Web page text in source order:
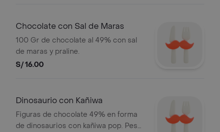
Chocolate con Sal de Maras
100 Gr de chocolate al 49% con sal
de maras y praline.
S/ 16.00
Dinosaurio con Kañiwa
Figuras de chocolate 49% en forma
de dinosaurios con kañiwa pop. Peso